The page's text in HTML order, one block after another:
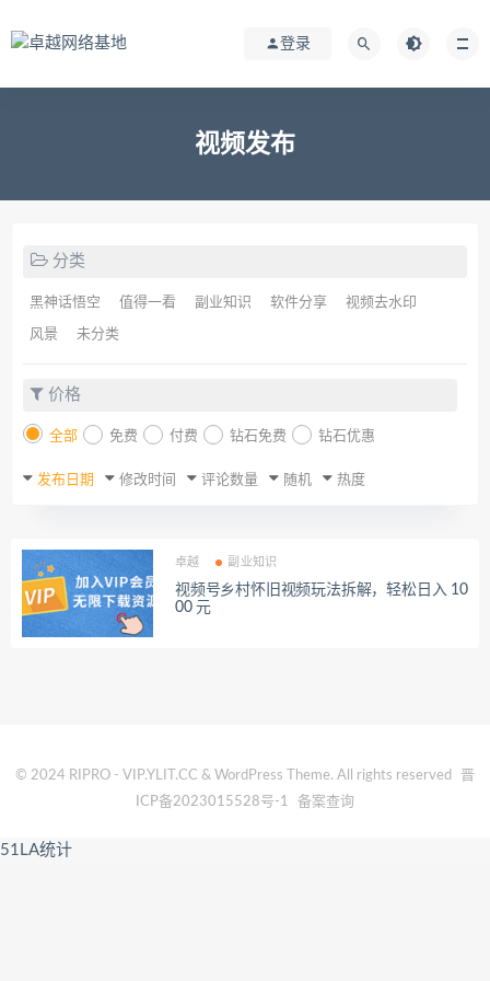
登录
视频发布
分类
黑神话悟空 值得一看 副业知识 软件分享 视频去水印
风景 未分类
价格
全部 免费 付费 钻石免费 钻石优惠
发布日期 修改时间 评论数量 随机 热度
卓越 副业知识
视频号乡村怀旧视频玩法拆解，轻松日入 10
00 元
© 2024 RIPRO - VIP.YLIT.CC & WordPress Theme. All rights reserved
晋
ICP备2023015528号-1
备案查询
51LA统计